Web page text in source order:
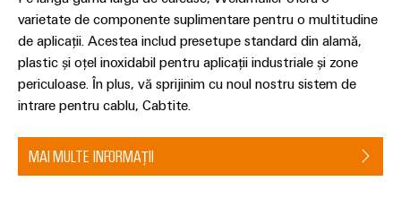
pe
șină
Carcase
modificate
și
echipate
Seturi
varietate de componente suplimentare pentru o multitudine
de aplicații. Acestea includ presetupe standard din alamă,
plastic și oțel inoxidabil pentru aplicații industriale și zone
periculoase. În plus, vă sprijinim cu noul nostru sistem de
intrare pentru cablu, Cabtite.
MAI MULTE INFORMAȚII